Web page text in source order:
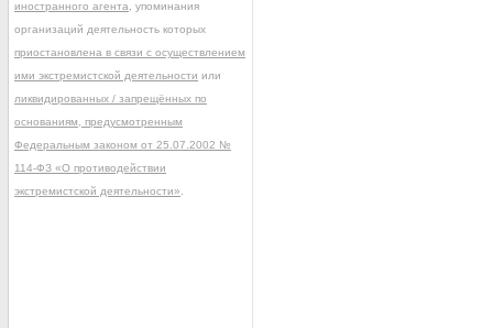
иностранного агента , упоминания
организаций деятельность которых
приостановлена в связи с осуществлением
ими экстремистской деятельности или
ликвидированных / запрещённых по
основаниям, предусмотренным
Федеральным законом от 25.07.2002 №
114-ФЗ «О противодействии
экстремистской деятельности»